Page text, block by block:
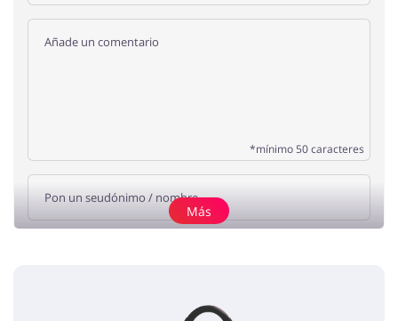
*mínimo 50 caracteres
Sin elementos
Más